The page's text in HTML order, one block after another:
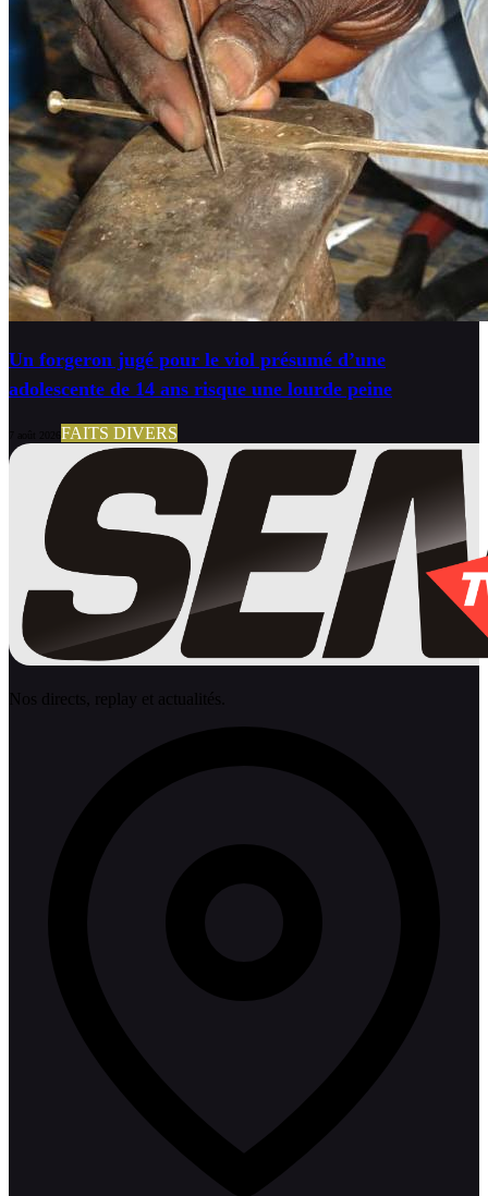
Un forgeron jugé pour le viol présumé d’une
adolescente de 14 ans risque une lourde peine
FAITS DIVERS
Nos directs, replay et actualités.